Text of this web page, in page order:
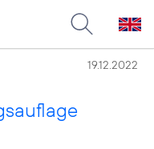
19.12.2022